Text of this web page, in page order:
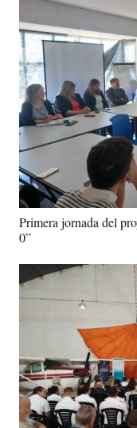
Primera jornada del
0”